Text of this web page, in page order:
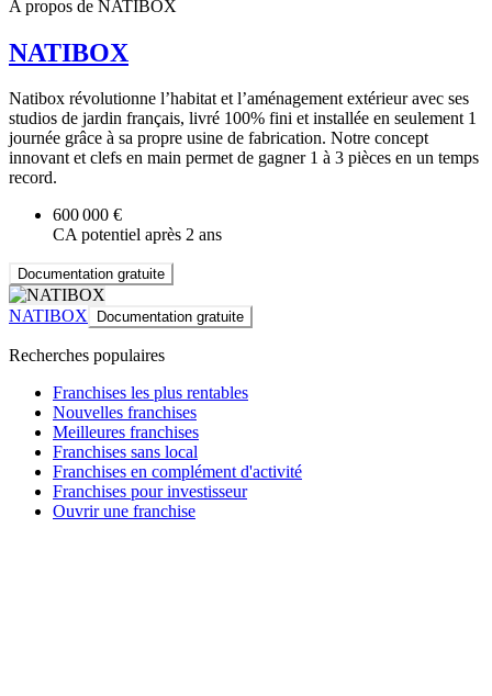
A propos de NATIBOX
NATIBOX
Natibox révolutionne l’habitat et l’aménagement extérieur avec ses
studios de jardin français, livré 100% fini et installée en seulement 1
journée grâce à sa propre usine de fabrication. Notre concept
innovant et clefs en main permet de gagner 1 à 3 pièces en un temps
record.
600 000 €
CA potentiel après 2 ans
Documentation gratuite
NATIBOX Documentation gratuite
Recherches populaires
Franchises les plus rentables
Nouvelles franchises
Meilleures franchises
Franchises sans local
Franchises en complément d'activité
Franchises pour investisseur
Ouvrir une franchise